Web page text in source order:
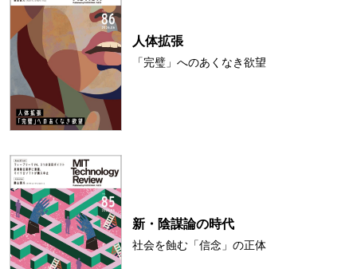
人体拡張
「完璧」へのあくなき欲望
新・陰謀論の時代
社会を蝕む「信念」の正体